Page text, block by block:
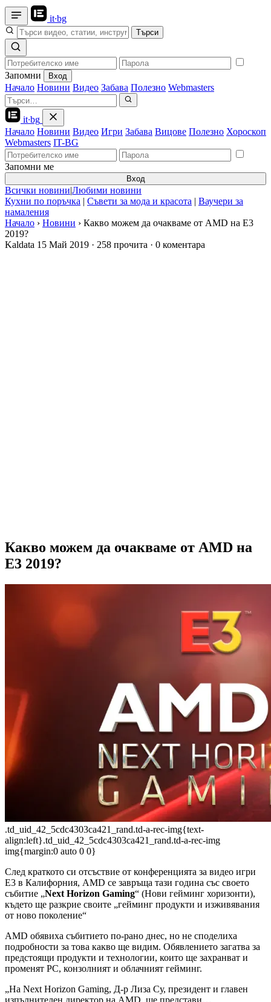
it·bg
Търси
Запомни Вход
Начало Новини Видео Забава Полезно Webmasters
it·bg
Начало Новини Видео Игри Забава Вицове Полезно Хороскоп
Webmasters IT-BG
Запомни ме
Вход
Всички новини|Любими новини
Кухни по поръчка | Съвети за мода и красота | Ваучери за
намаления
Начало › Новини › Какво можем да очакваме от AMD на E3
2019?
Kaldata 15 Май 2019 · 258 прочита · 0 коментара
Какво можем да очакваме от AMD на
E3 2019?
.td_uid_42_5cdc4303ca421_rand.td-a-rec-img{text-
align:left}.td_uid_42_5cdc4303ca421_rand.td-a-rec-img
img{margin:0 auto 0 0}
След краткото си отсъствие от конференцията за видео игри
Е3 в Калифорния, AMD се завръща тази година със своето
събитие „Next Horizon Gaming“ (Нови гейминг хоризонти),
където ще разкрие своите „гейминг продукти и изживявания
от ново поколение“
AMD обявиха събитието по-рано днес, но не споделиха
подробности за това какво ще видим. Обявлението загатва за
предстоящи продукти и технологии, които ще захранват и
променят PC, конзолният и облачният гейминг.
„На Next Horizon Gaming, Д-р Лиза Су, президент и главен
изпълнителен директор на AMD, ще представи…